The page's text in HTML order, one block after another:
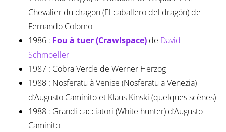
Chevalier du dragon (El caballero del dragón) de
Fernando Colomo
1986 : Fou à tuer (Crawlspace)de David
Schmoeller
1987 : Cobra Verde de Werner Herzog
1988 : Nosferatu à Venise (Nosferatu a Venezia)
d’Augusto Caminito et Klaus Kinski (quelques scènes)
1988 : Grandi cacciatori (White hunter) d’Augusto
Caminito